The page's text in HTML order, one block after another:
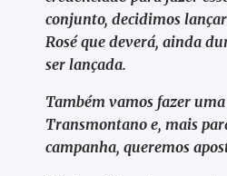
conjunto, decidimos
Rosé que deverá, ainda
ser lançada.
Também vamos fazer
Transmontano e, mais
campanha, queremos